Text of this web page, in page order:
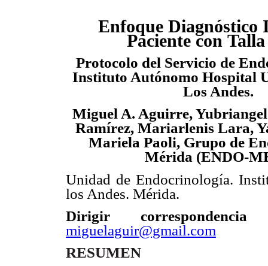
Enfoque Diagnóstico
Paciente con
Protocolo del Servicio de
Instituto Autónomo Hospital
Los Andes.
Miguel A. Aguirre,
Ramírez, Mariarlenis Lara,
Mariela Paoli, Grupo de
Mérida (ENDO-
Unidad de Endocrinología.
los Andes. Mérida.
Dirigir
miguelaguir@gmail.com
RESUMEN